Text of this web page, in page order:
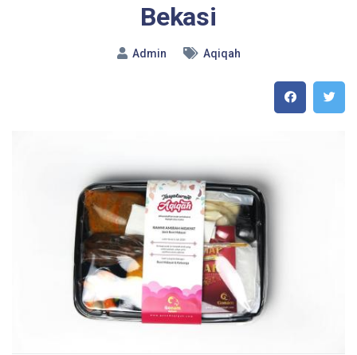
Bekasi
Admin Aqiqah